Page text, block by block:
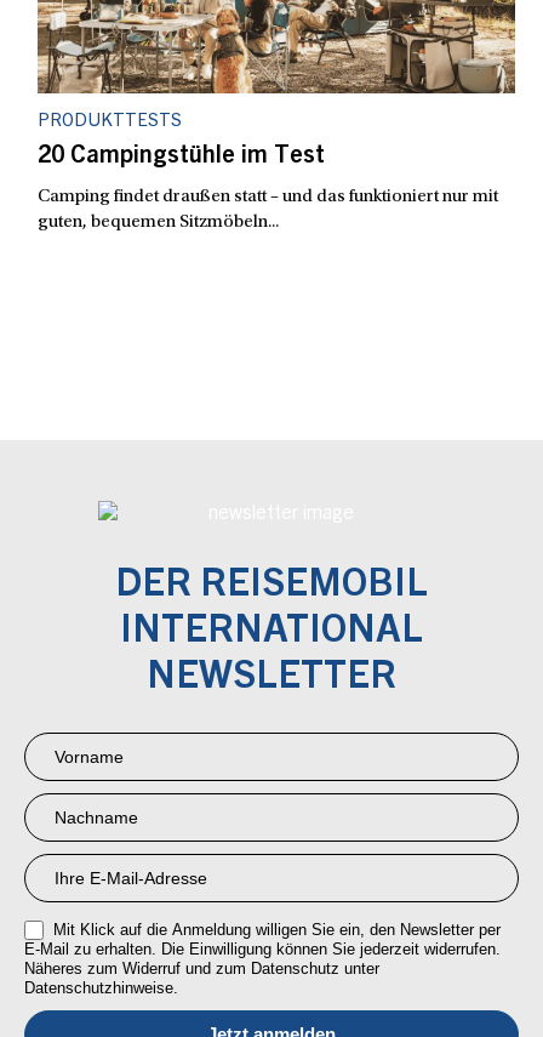
PRODUKTTESTS
20 Campingstühle im Test
Camping findet draußen statt – und das funktioniert nur mit
guten, bequemen Sitzmöbeln...
DER REISEMOBIL
INTERNATIONAL
NEWSLETTER
Newsletter
Anmeldung
RMI
Mit Klick auf die Anmeldung willigen Sie ein, den Newsletter per
E-Mail zu erhalten. Die Einwilligung können Sie jederzeit widerrufen.
Näheres zum Widerruf und zum Datenschutz unter
Datenschutzhinweise.